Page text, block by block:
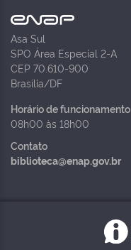
Asa Sul
SPO Área Especial 2-A
CEP 70.610-900
Brasília/DF
Horário de funcionamento
08h00 às 18h00
Contato
biblioteca@enap.gov.br